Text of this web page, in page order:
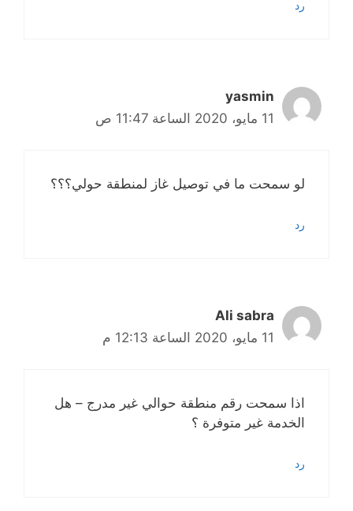
رد
yasmin
11 مايو، 2020 الساعة 11:47 ص
لو سمحت ما في توصيل غاز لمنطقة حولي؟؟؟
رد
Ali sabra
11 مايو، 2020 الساعة 12:13 م
اذا سمحت رقم منطقة حوالي غير مدرج – هل
الخدمة غير متوفرة ؟
رد